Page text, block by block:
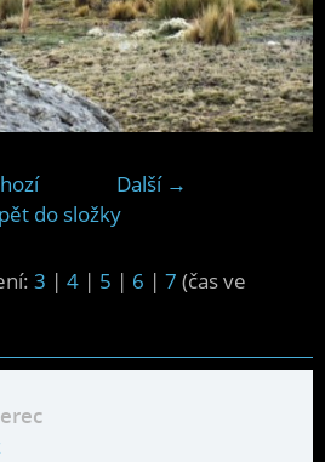
Další →
do složky
3 | 4 | 5 | 6 | 7 (čas ve